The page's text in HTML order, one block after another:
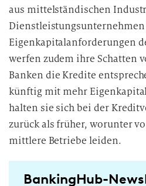
aus mittelständischen
Eigenkapitalanforderungen
werfen zudem ihre Schatten
Banken die Kredite
künftig mit mehr
halten sie sich bei der
zurück als früher, worunter
mittlere Betriebe leiden.
BankingHub-